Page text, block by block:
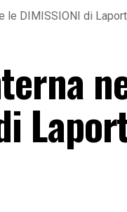
le DIMISSIONI di